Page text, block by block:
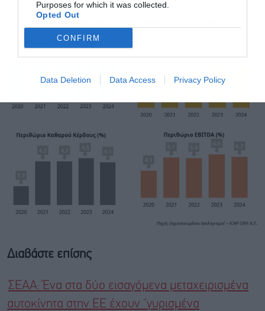
Purposes for which it was collected.
Opted Out
CONFIRM
Data Deletion Data Access Privacy Policy
Διαβάστε επίσης
ΣΕΑΑ: Ένα στα δύο εισαγόμενα μεταχειρισμένα
αυτοκίνητα στην ΕΕ έχουν “γυρισμένα